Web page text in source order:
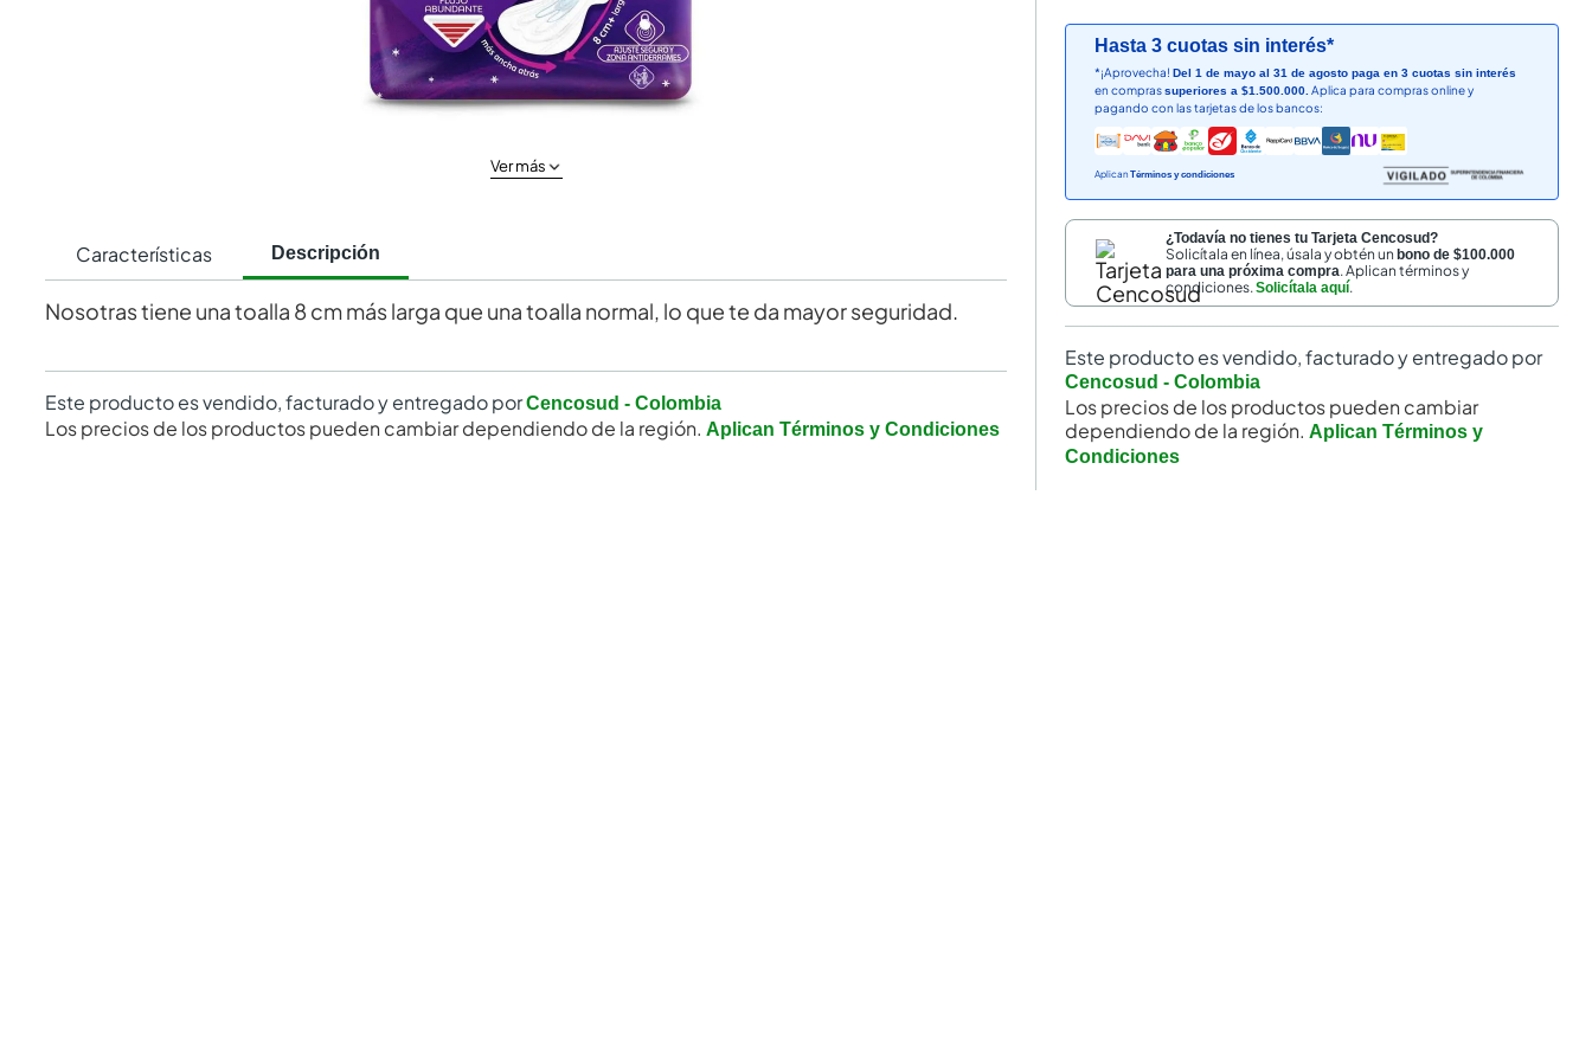
Ver más
Características Descripción
Nosotras tiene una toalla 8 cm más larga que una toalla normal, lo que te da mayor seguridad.
Este producto es vendido, facturado y entregado porCencosud - Colombia
Los precios de los productos pueden cambiar dependiendo de la región. Aplican Términos y Condiciones
Hasta 3 cuotas sin interés*
*¡Aprovecha!Del 1 de mayo al 31 de agosto paga en 3 cuotas sin interés
en comprassuperiores a $1.500.000. Aplica para compras online y
pagando con las tarjetas de los bancos:
Aplican Términos y condiciones
¿Todavía no tienes tu Tarjeta Cencosud?
Solicítala en línea, úsala y obtén unbono de $100.000
para una próxima compra. Aplican términos y
condiciones.Solicítala aquí.
Este producto es vendido, facturado y entregado por
Cencosud - Colombia
Los precios de los productos pueden cambiar
dependiendo de la región. Aplican Términos y
Condiciones